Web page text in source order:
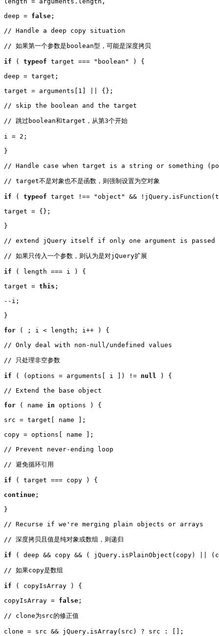
deep = false ;
// Handle a deep copy situation
// 如果第一个参数是boolean型，可能是深度拷贝
if ( typeof target === "boolean" ) {
deep = target;
target = arguments[1] || {};
// skip the boolean and the target
// 跳过boolean和target，从第3个开始
i = 2;
}
// Handle case when target is a string or something
// target不是对象也不是函数，则强制设置为空对象
if ( typeof target !== "object" &&
target = {};
}
// extend jQuery itself if only one argument is passed
// 如果只传入一个参数，则认为是对jQuery扩展
if ( length === i ) {
target = this ;
--i;
}
for ( ; i < length; i++ ) {
// Only deal with non-null/undefined values
// 只处理非空参数
if ( (options = arguments[ i ]) != null ) {
// Extend the base object
for ( name in options ) {
src = target[ name ];
copy = options[ name ];
// Prevent never-ending loop
// 避免循环引用
if ( target === copy ) {
continue ;
}
// Recurse if we're merging plain objects or arrays
// 深度拷贝且值是纯对象或数组，则递归
if ( deep && copy && ( jQuery.isPlainObject(copy) ||
// 如果copy是数组
if ( copyIsArray ) {
copyIsArray = false ;
// clone为src的修正值
clone = src && jQuery.isArray(src) ? src : [];